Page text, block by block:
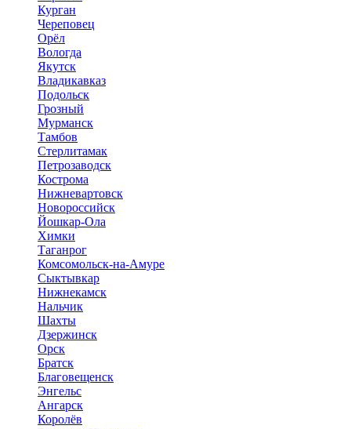
Курган
Череповец
Орёл
Вологда
Якутск
Владикавказ
Подольск
Грозный
Мурманск
Тамбов
Стерлитамак
Петрозаводск
Кострома
Нижневартовск
Новороссийск
Йошкар-Ола
Химки
Таганрог
Комсомольск-на-Амуре
Сыктывкар
Нижнекамск
Нальчик
Шахты
Дзержинск
Орск
Братск
Благовещенск
Энгельс
Ангарск
Королёв